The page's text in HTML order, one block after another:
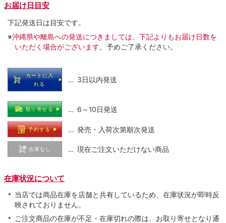
お届け日目安
下記発送日は目安です。
※沖縄県や離島への発送につきましては、下記よりもお届け日数を
いただく場合がございます。 予めご了承ください。
カートに入
れる
… 3日以内発送
取り寄せる … 6～10日発送
予約する … 発売・入荷次第順次発送
在庫なし … 現在ご注文いただけない商品
在庫状況について
当店では商品在庫を店舗と共有しているため、在庫状況が即時反
映されておりません。
ご注文商品の在庫が不足・在庫切れの際は、お取り寄せとなり通